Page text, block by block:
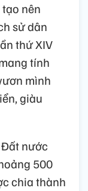
nên
sử dân
thứ XIV
tính
mình
giàu
nước
500
chia thành